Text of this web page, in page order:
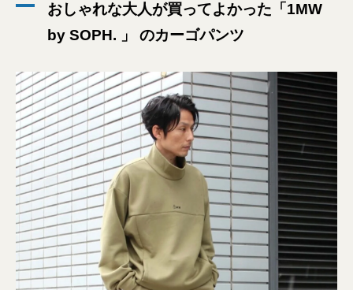
おしゃれな大人が買ってよかった「1MW
by SOPH. 」 のカーゴパンツ